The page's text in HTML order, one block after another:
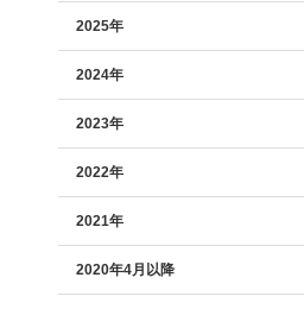
2025年
2024年
2023年
2022年
2021年
2020年4月以降